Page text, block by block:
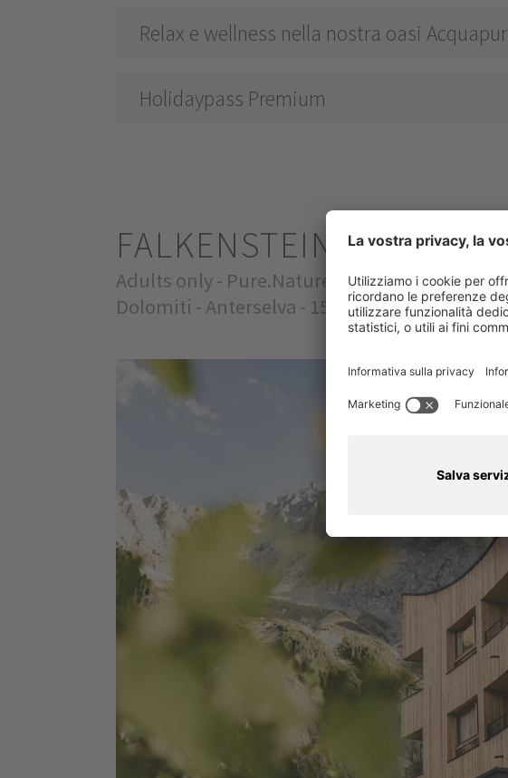
Relax e wellness nella nostra oasi
Holidaypass Premium
FALKENSTEINER HOTEL
Adults only - Pure.Nature.Hideaway.
Dolomiti - Anterselva - 1500m